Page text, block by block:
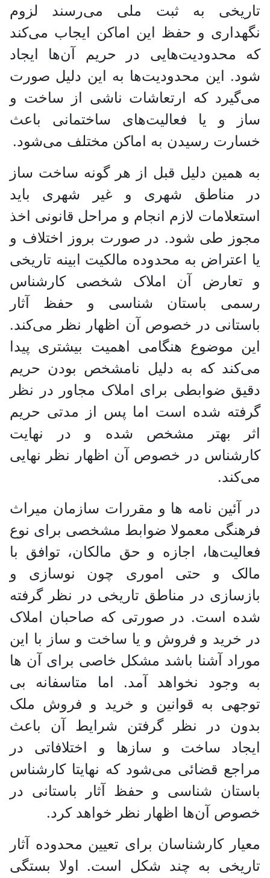
تاریخی به ثبت ملی می‌رسند لزوم
نگهداری و حفظ این اماکن ایجاب می‌کند
که محدودیت‌هایی در حریم آن‌ها ایجاد
شود. این محدودیت‌ها به این دلیل صورت
می‌گیرد که ارتعاشات ناشی از ساخت و
ساز و یا فعالیت‌های ساختمانی باعث
خسارت رسیدن به اماکن مختلف می‌شود.
به همین دلیل قبل از هر گونه ساخت ساز
در مناطق شهری و غیر شهری باید
استعلامات لازم انجام و مراحل قانونی اخذ
مجوز طی شود. در صورت بروز اختلاف و
یا اعتراض به محدوده مالکیت ابینه تاریخی
و تعارض آن املاک شخصی کارشناس
رسمی باستان شناسی و حفظ آثار
باستانی در خصوص آن اظهار نظر می‌کند.
این موضوع هنگامی اهمیت بیشتری پیدا
می‌کند که به دلیل نامشخص بودن حریم
دقیق ضوابطی برای املاک مجاور در نظر
گرفته شده است اما پس از مدتی حریم
اثر بهتر مشخص شده و در نهایت
کارشناس در خصوص آن اظهار نظر نهایی
می‌کند.
در آئین نامه ها و مقررات سازمان میراث
فرهنگی معمولا ضوابط مشخصی برای نوع
فعالیت‌ها، اجازه و حق مالکان، توافق با
مالک و حتی اموری چون نوسازی و
بازسازی در مناطق تاریخی در نظر گرفته
شده است. در صورتی که صاحبان املاک
در خرید و فروش و یا ساخت و ساز با این
موراد آشنا باشد مشکل خاصی برای آن ها
به وجود نخواهد آمد. اما متاسفانه بی
توجهی به قوانین و خرید و فروش ملک
بدون در نظر گرفتن شرایط آن باعث
ایجاد ساخت و ساز‌ها و اختلافاتی در
مراجع قضائی می‌شود که نهایتا کارشناس
باستان شناسی و حفظ آثار باستانی در
خصوص آن‌ها اظهار نظر خواهد کرد.
معیار کارشناسان برای تعیین محدوده آثار
تاریخی به چند شکل است. اولا بستگی